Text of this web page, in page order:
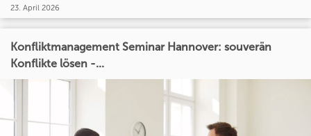
23. April 2026
Konfliktmanagement Seminar Hannover: souverän
Konflikte lösen -...